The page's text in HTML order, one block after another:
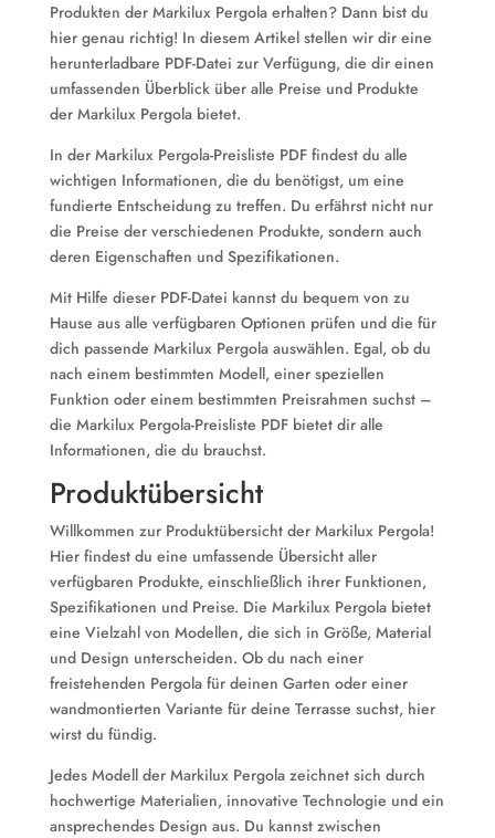
Produkten der Markilux Pergola erhalten? Dann bist du
hier genau richtig! In diesem Artikel stellen wir dir eine
herunterladbare PDF-Datei zur Verfügung, die dir einen
umfassenden Überblick über alle Preise und Produkte
der Markilux Pergola bietet.
In der Markilux Pergola-Preisliste PDF findest du alle
wichtigen Informationen, die du benötigst, um eine
fundierte Entscheidung zu treffen. Du erfährst nicht nur
die Preise der verschiedenen Produkte, sondern auch
deren Eigenschaften und Spezifikationen.
Mit Hilfe dieser PDF-Datei kannst du bequem von zu
Hause aus alle verfügbaren Optionen prüfen und die für
dich passende Markilux Pergola auswählen. Egal, ob du
nach einem bestimmten Modell, einer speziellen
Funktion oder einem bestimmten Preisrahmen suchst –
die Markilux Pergola-Preisliste PDF bietet dir alle
Informationen, die du brauchst.
Produktübersicht
Willkommen zur Produktübersicht der Markilux Pergola!
Hier findest du eine umfassende Übersicht aller
verfügbaren Produkte, einschließlich ihrer Funktionen,
Spezifikationen und Preise. Die Markilux Pergola bietet
eine Vielzahl von Modellen, die sich in Größe, Material
und Design unterscheiden. Ob du nach einer
freistehenden Pergola für deinen Garten oder einer
wandmontierten Variante für deine Terrasse suchst, hier
wirst du fündig.
Jedes Modell der Markilux Pergola zeichnet sich durch
hochwertige Materialien, innovative Technologie und ein
ansprechendes Design aus. Du kannst zwischen